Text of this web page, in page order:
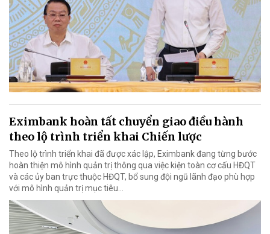
Eximbank hoàn tất chuyển giao điều hành
theo lộ trình triển khai Chiến lược
Theo lộ trình triển khai đã được xác lập, Eximbank đang từng bước
hoàn thiện mô hình quản trị thông qua việc kiện toàn cơ cấu HĐQT
và các ủy ban trực thuộc HĐQT, bổ sung đội ngũ lãnh đạo phù hợp
với mô hình quản trị mục tiêu...